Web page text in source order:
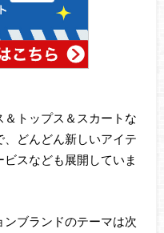
トップス＆スカートな
どんどん新しいアイテ
スなども展開していま
ブランドのテーマは次